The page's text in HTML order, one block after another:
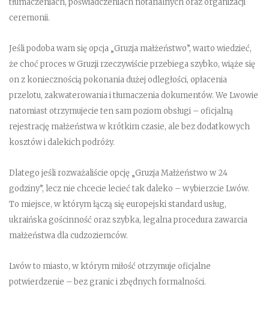
ceremonii.
Jeśli podoba wam się opcja „Gruzja małżeństwo”, warto wiedzieć,
że choć proces w Gruzji rzeczywiście przebiega szybko, wiąże się
on z koniecznością pokonania dużej odległości, opłacenia
przelotu, zakwaterowania i tłumaczenia dokumentów. We Lwowie
natomiast otrzymujecie ten sam poziom obsługi – oficjalną
rejestrację małżeństwa w krótkim czasie, ale bez dodatkowych
kosztów i dalekich podróży.
Dlatego jeśli rozważaliście opcję „Gruzja Małżeństwo w 24
godziny”, lecz nie chcecie lecieć tak daleko – wybierzcie Lwów.
To miejsce, w którym łączą się europejski standard usług,
ukraińska gościnność oraz szybka, legalna procedura zawarcia
małżeństwa dla cudzoziemców.
Lwów to miasto, w którym miłość otrzymuje oficjalne
potwierdzenie – bez granic i zbędnych formalności.